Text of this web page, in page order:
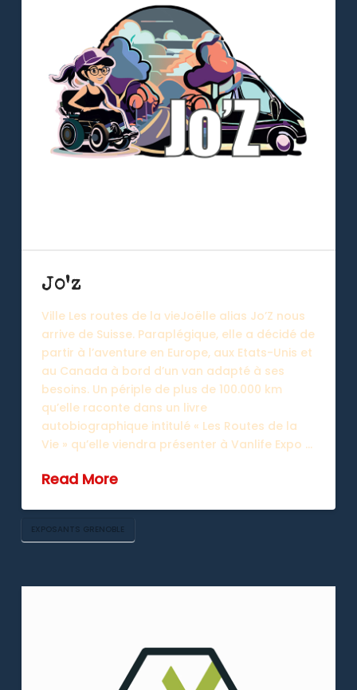
Jo’z
Ville Les routes de la vieJoëlle alias Jo’Z nous
arrive de Suisse. Paraplégique, elle a décidé de
partir à l’aventure en Europe, aux Etats-Unis et
au Canada à bord d’un van adapté à ses
besoins. Un périple de plus de 100.000 km
qu’elle raconte dans un livre
autobiographique intitulé « Les Routes de la
Vie » qu’elle viendra présenter à Vanlife Expo …
Read More
EXPOSANTS GRENOBLE